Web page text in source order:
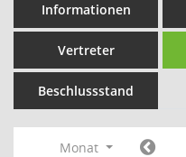
Informationen
Vertreter
Beschlussstand
Monat